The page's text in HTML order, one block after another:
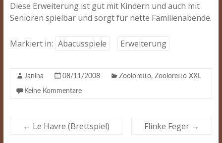
Diese Erweiterung ist gut mit Kindern und auch mit
Senioren spielbar und sorgt für nette Familienabende.
Markiert in: Abacusspiele Erweiterung
Janina 08/11/2008 Zooloretto, Zooloretto XXL
Keine Kommentare
← Le Havre (Brettspiel) Flinke Feger →